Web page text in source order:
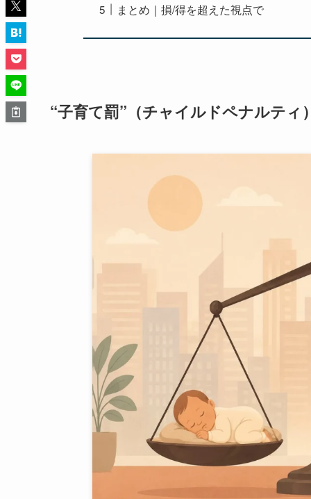
まとめ｜損/得を超えた視点で
“子育て罰”（チャイルドペナルティ